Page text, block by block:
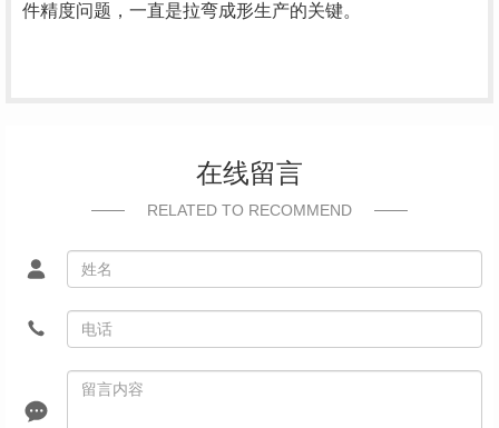
件精度问题，一直是拉弯成形生产的关键。
在线留言
RELATED TO RECOMMEND